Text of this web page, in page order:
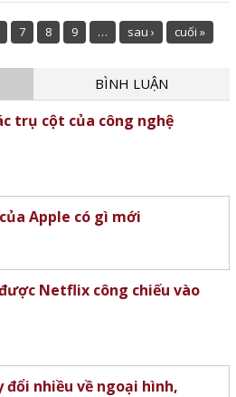
giao dịch tới đây.
7 8 9 … sau › cuối »
BÌNH LUẬN
trụ cột của công nghệ
Apple có gì mới
Netflix công chiếu vào
đổi nhiều về ngoại hình,